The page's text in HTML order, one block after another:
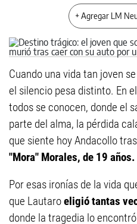
+ Agregar LM
Cuando una vida tan joven
el silencio pesa distinto. En
todos se conocen, donde el
parte del alma, la pérdida
que siente hoy Andacollo
"Mora" Morales, de 19 años.
Por esas ironías de la vida
que Lautaroeligió tantas
donde la tragedia lo